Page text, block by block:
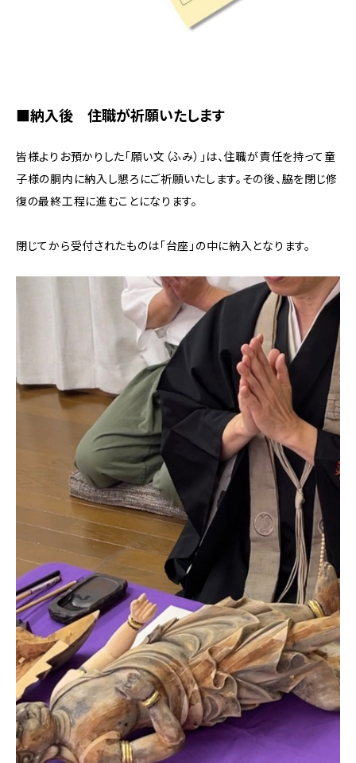
■納入後 住職が祈願いたします
皆様よりお預かりした「願い文（ふみ）」は、住職が責任を持って童
子様の胴内に納入し懇ろにご祈願いたします。その後、脇を閉じ修
復の最終工程に進むことになります。
閉じてから受付されたものは「台座」の中に納入となります。